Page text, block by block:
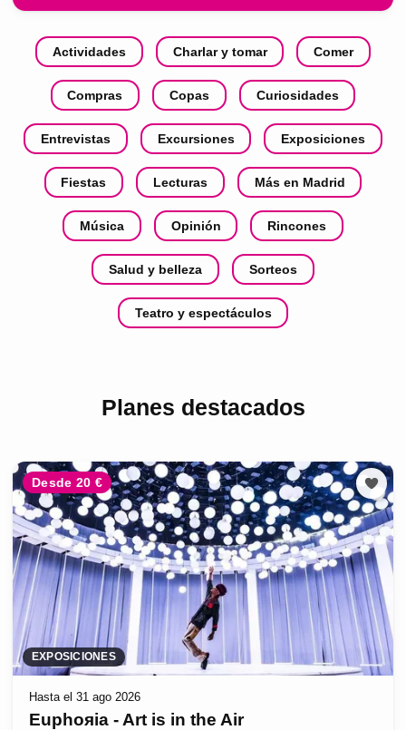
Actividades Charlar y tomar Comer
Compras Copas Curiosidades
Entrevistas Excursiones Exposiciones
Fiestas Lecturas Más en Madrid
Música Opinión Rincones
Salud y belleza Sorteos
Teatro y espectáculos
Planes destacados
Desde 20 €
EXPOSICIONES
Hasta el 31 ago 2026
Euphoяia - Art is in the Air